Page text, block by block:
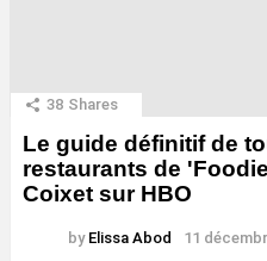
38 Shares
Le guide définitif de
restaurants de
Coixet sur HBO
by Elissa Abod 11